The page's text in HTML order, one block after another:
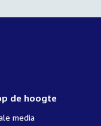
de hoogte
media